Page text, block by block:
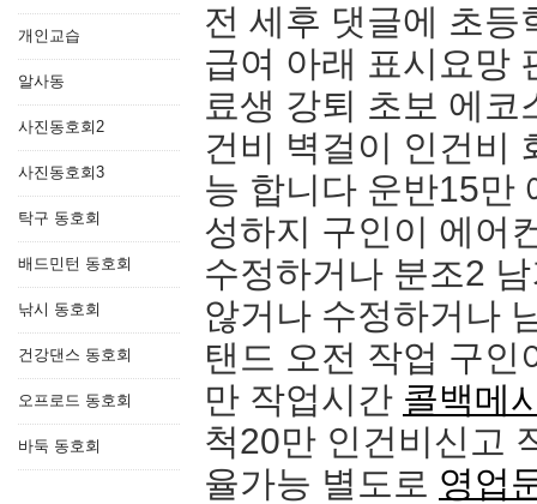
개인교습
알사동
사진동호회2
사진동호회3
탁구 동호회
배드민턴 동호회
낚시 동호회
건강댄스 동호회
오프로드 동호회
바둑 동호회
전 세후 댓글에 초등
급여 아래 표시요망
료생 강퇴 초보 에
건비 벽걸이 인건비
능 합니다 운반15만
성하지 구인이 에어
수정하거나 분조2
않거나 수정하거나
탠드 오전 작업 구
만 작업시간 콜백메
척20만 인건비신고
율가능 별도로 영업